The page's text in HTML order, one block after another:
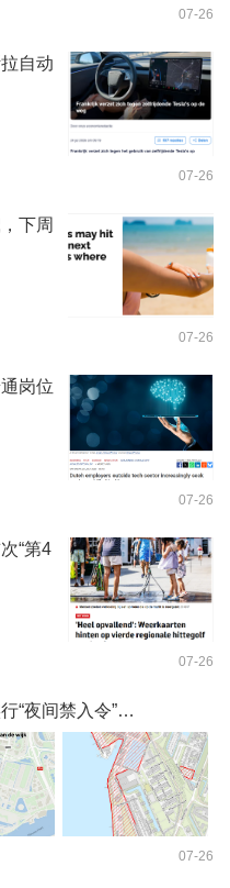
07-26
自动
07-26
下周
07-26
岗位
07-26
“第4
07-26
“夜间禁入令”…
07-26